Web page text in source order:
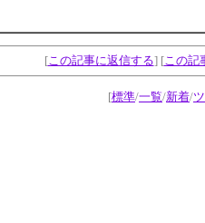
[この記事に返信する] [この記
[標準/一覧/新着/